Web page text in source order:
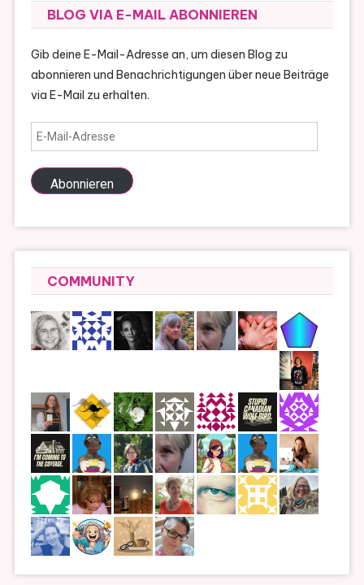
BLOG VIA E-MAIL ABONNIEREN
Gib deine E-Mail-Adresse an, um diesen Blog zu
abonnieren und Benachrichtigungen über neue Beiträge
via E-Mail zu erhalten.
E-
Mail-
Adresse
Abonnieren
COMMUNITY